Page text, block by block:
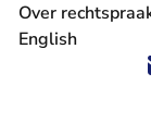
Volg ons op X
Volg ons op
Volg ons
Volg
Over
English